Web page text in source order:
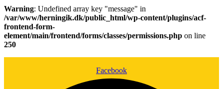
Warning: Undefined array key "message" in
/var/www/herningik.dk/public_html/wp-content/plugins/acf-
frontend-form-
element/main/frontend/forms/classes/permissions.php on line
250
Facebook